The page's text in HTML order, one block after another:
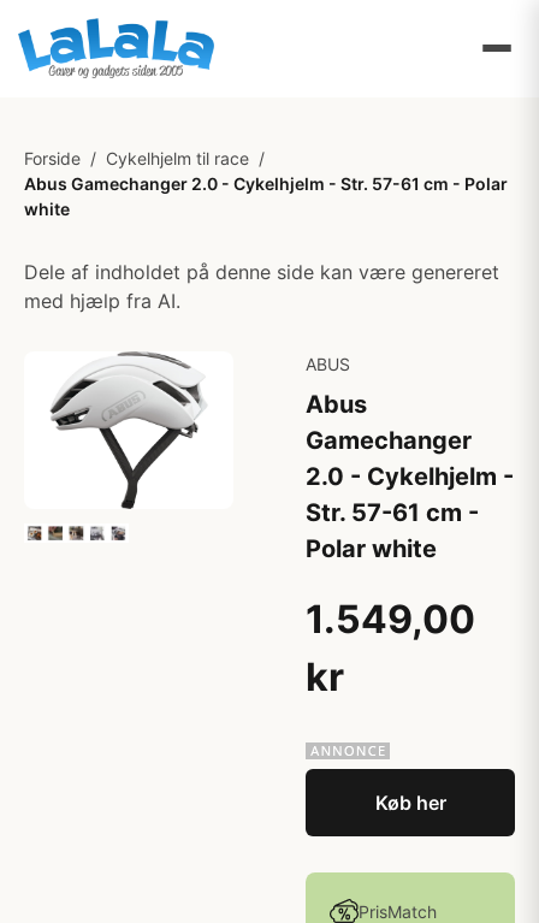
Forside / Cykelhjelm til race /
Abus Gamechanger 2.0 - Cykelhjelm - Str. 57-61 cm - Polar
white
Dele af indholdet på denne side kan være genereret
med hjælp fra AI.
ABUS
Abus
Gamechanger
2.0 - Cykelhjelm -
Str. 57-61 cm -
Polar white
1.549,00
kr
Køb her
PrisMatch